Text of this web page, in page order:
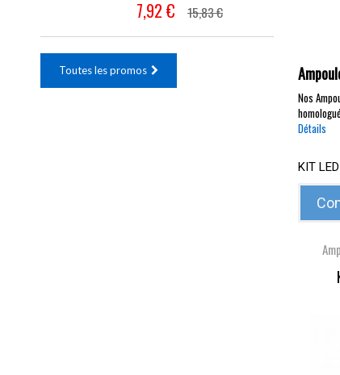
7,92 € 15,83 €
Toutes les promos
Nos
Détails
KIT